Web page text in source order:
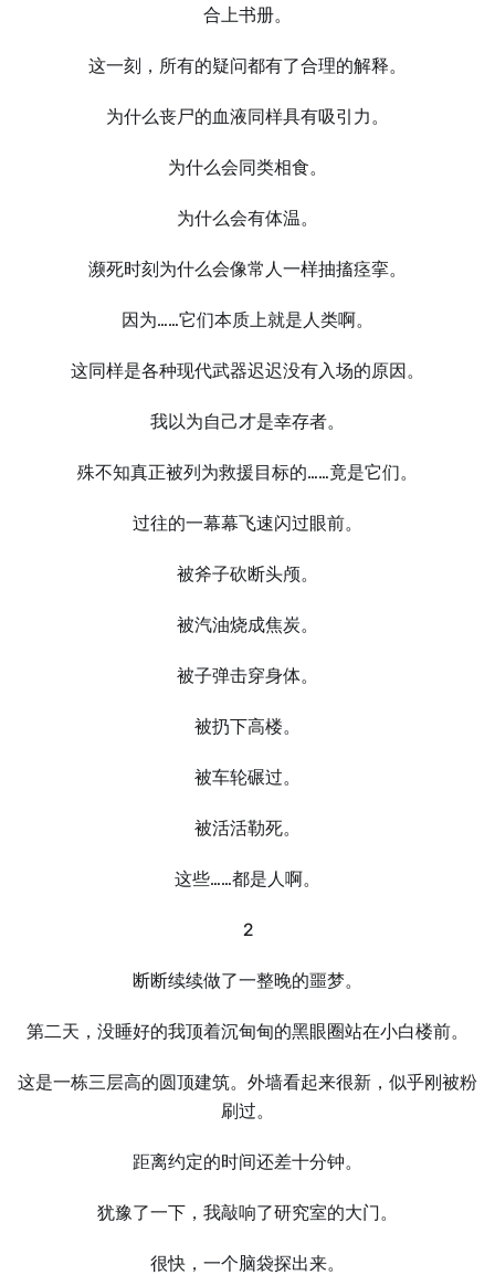
合上书册。
这一刻，所有的疑问都有了合理的解释。
为什么丧尸的血液同样具有吸引力。
为什么会同类相食。
为什么会有体温。
濒死时刻为什么会像常人一样抽搐痉挛。
因为……它们本质上就是人类啊。
这同样是各种现代武器迟迟没有入场的原因。
我以为自己才是幸存者。
殊不知真正被列为救援目标的……竟是它们。
过往的一幕幕飞速闪过眼前。
被斧子砍断头颅。
被汽油烧成焦炭。
被子弹击穿身体。
被扔下高楼。
被车轮碾过。
被活活勒死。
这些……都是人啊。
2
断断续续做了一整晚的噩梦。
第二天，没睡好的我顶着沉甸甸的黑眼圈站在小白楼前。
这是一栋三层高的圆顶建筑。外墙看起来很新，似乎刚被粉
刷过。
距离约定的时间还差十分钟。
犹豫了一下，我敲响了研究室的大门。
很快，一个脑袋探出来。